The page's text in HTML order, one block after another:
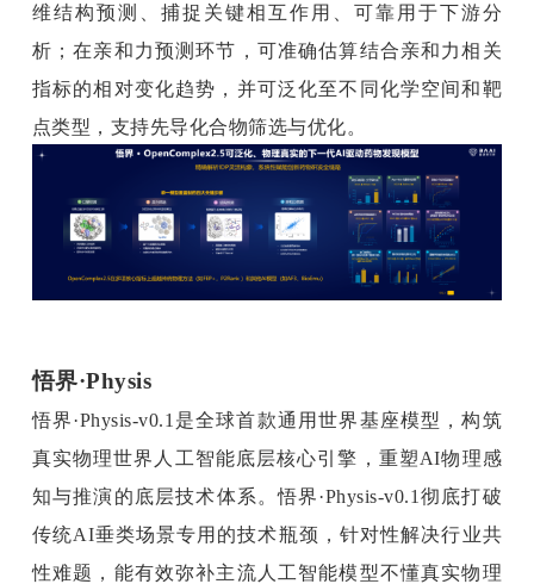
维结构预测、捕捉关键相互作用、可靠用于下游分
析；在亲和力预测环节，可准确估算结合亲和力相关
指标的相对变化趋势，并可泛化至不同化学空间和靶
点类型，支持先导化合物筛选与优化。
悟界·Physis
悟界·Physis-v0.1是全球首款通用世界基座模型，构筑
真实物理世界人工智能底层核心引擎，重塑AI物理感
知与推演的底层技术体系。悟界·Physis-v0.1彻底打破
传统AI垂类场景专用的技术瓶颈，针对性解决行业共
性难题，能有效弥补主流人工智能模型不懂真实物理